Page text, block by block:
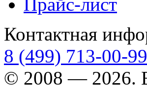
Контактная
8 (499) 713-00-99
© 2008 — 2026.